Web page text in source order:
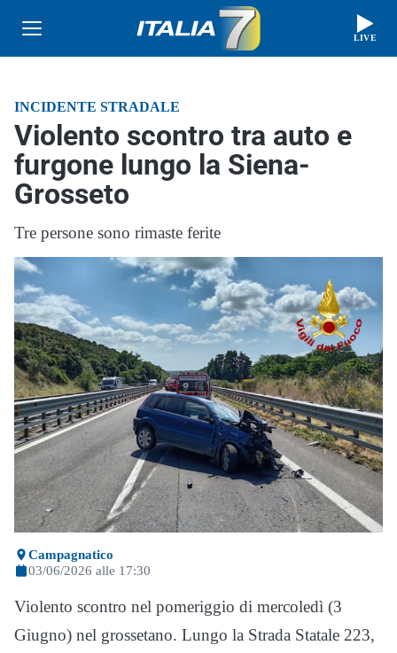
LIVE
INCIDENTE STRADALE
Violento scontro tra auto e
furgone lungo la Siena-
Grosseto
Tre persone sono rimaste ferite
Campagnatico
03/06/2026 alle 17:30
Violento scontro nel pomeriggio di mercoledì (3
Giugno) nel grossetano. Lungo la Strada Statale 223,